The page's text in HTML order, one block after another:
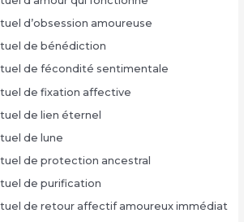
d’obsession amoureuse
de bénédiction
de fécondité sentimentale
de fixation affective
de lien éternel
de lune
de protection ancestral
de purification
de retour affectif amoureux immédiat